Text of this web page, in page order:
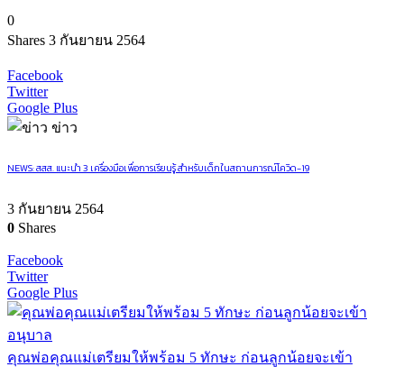
0
Shares 3 กันยายน 2564
Facebook
Twitter
Google Plus
ข่าว
NEWS: สสส. แนะนำ 3 เครื่องมือเพื่อการเรียนรู้ สำหรับเด็กในสถานการณ์โควิด-19
3 กันยายน 2564
0 Shares
Facebook
Twitter
Google Plus
คุณพ่อคุณแม่เตรียมให้พร้อม 5 ทักษะ ก่อนลูกน้อยจะเข้า